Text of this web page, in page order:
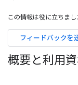
この情報は役に立ちまし
フィードバックを
概要と利用